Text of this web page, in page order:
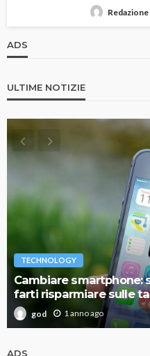
Redazione
ADS
ULTIME NOTIZIE
TECHNOLOGY
Cambiare smartphone:
farti risparmiare sulle
god 1 anno ago
ADS